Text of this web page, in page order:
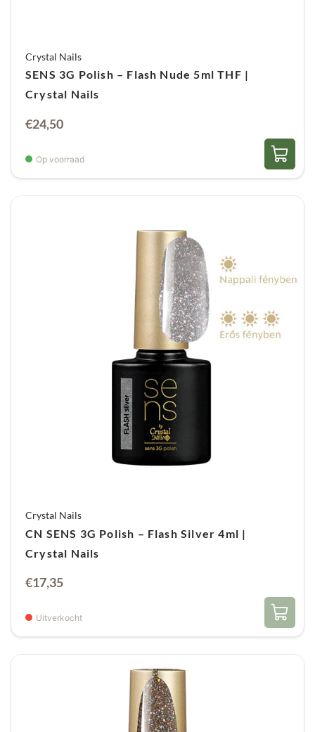
Crystal Nails
SENS 3G Polish – Flash Nude 5ml THF |
Crystal Nails
€24,50
Op voorraad
Crystal Nails
CN SENS 3G Polish – Flash Silver 4ml |
Crystal Nails
€17,35
Uitverkocht